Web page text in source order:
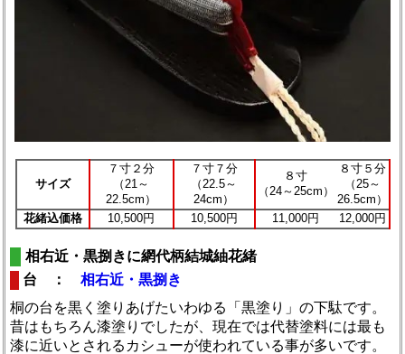
サイズ
７寸２分
（21～
22.5cm）
７寸７分
（22.5～
24cm）
８寸
（24～25cm）
８寸５分
（25～
26.5cm）
花緒込価格
10,500円 10,500円 11,000円 12,000円
相右近・黒捌きに網代柄結城紬花緒
台 ：相右近・黒捌き
桐の台を黒く塗りあげたいわゆる「黒塗り」の下駄です。
昔はもちろん漆塗りでしたが、現在では代替塗料には最も
漆に近いとされるカシューが使われている事が多いです。